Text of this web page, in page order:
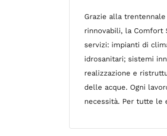
Grazie alla
rinnovabili, la Comfort
servizi: impianti di
idrosanitari; sistemi
realizzazione e
delle acque. Ogni
necessità. Per tutte le